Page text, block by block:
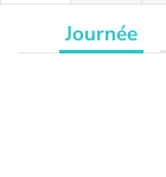
Journée